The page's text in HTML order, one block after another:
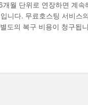
월 단위로 연장하면 계
니다. 무료호스팅 서비
도의 복구 비용이 청구